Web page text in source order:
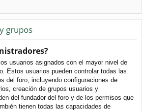
grupos
usuarios asignados con el mayor nivel de
Estos usuarios pueden controlar todas las
del foro, incluyendo configuraciones de
creación de grupos usuarios y
del fundador del foro y de los permisos que
tienen todas las capacidades de